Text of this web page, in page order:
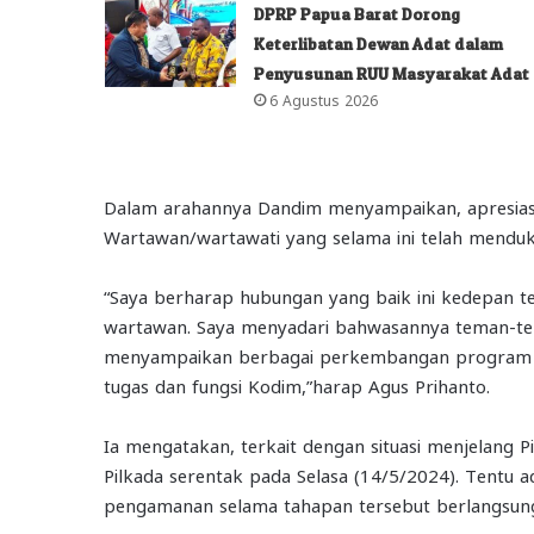
DPRP Papua Barat Dorong
Keterlibatan Dewan Adat dalam
Penyusunan RUU Masyarakat Adat
6 Agustus 2026
Dalam arahannya Dandim menyampaikan,
Wartawan/wartawati yang selama ini telah
“Saya berharap hubungan yang baik ini
wartawan. Saya menyadari bahwasannya teman-
menyampaikan berbagai perkembangan
tugas dan fungsi Kodim,”harap Agus Prihanto.
Ia mengatakan, terkait dengan situasi menjelang
Pilkada serentak pada Selasa (14/5/2024).
pengamanan selama tahapan tersebut